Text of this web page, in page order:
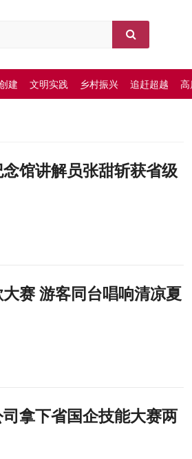
建 文明实践 乡村振兴 追赶超越 高
馆讲解员张甜斩获省级
赛 游客同台唱响清凉夏
拿下省国企技能大赛两